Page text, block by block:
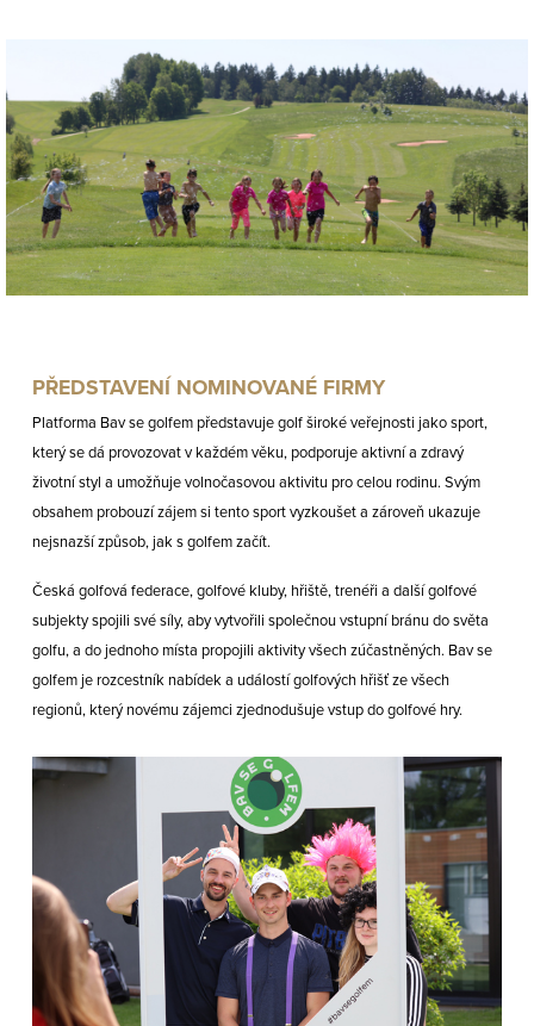
PŘEDSTAVENÍ NOMINOVANÉ FIRMY
Platforma Bav se golfem představuje golf široké veřejnosti jako sport,
který se dá provozovat v každém věku, podporuje aktivní a zdravý
životní styl a umožňuje volnočasovou aktivitu pro celou rodinu. Svým
obsahem probouzí zájem si tento sport vyzkoušet a zároveň ukazuje
nejsnazší způsob, jak s golfem začít.
Česká golfová federace, golfové kluby, hřiště, trenéři a další golfové
subjekty spojili své síly, aby vytvořili společnou vstupní bránu do světa
golfu, a do jednoho místa propojili aktivity všech zúčastněných. Bav se
golfem je rozcestník nabídek a událostí golfových hřišť ze všech
regionů, který novému zájemci zjednodušuje vstup do golfové hry.